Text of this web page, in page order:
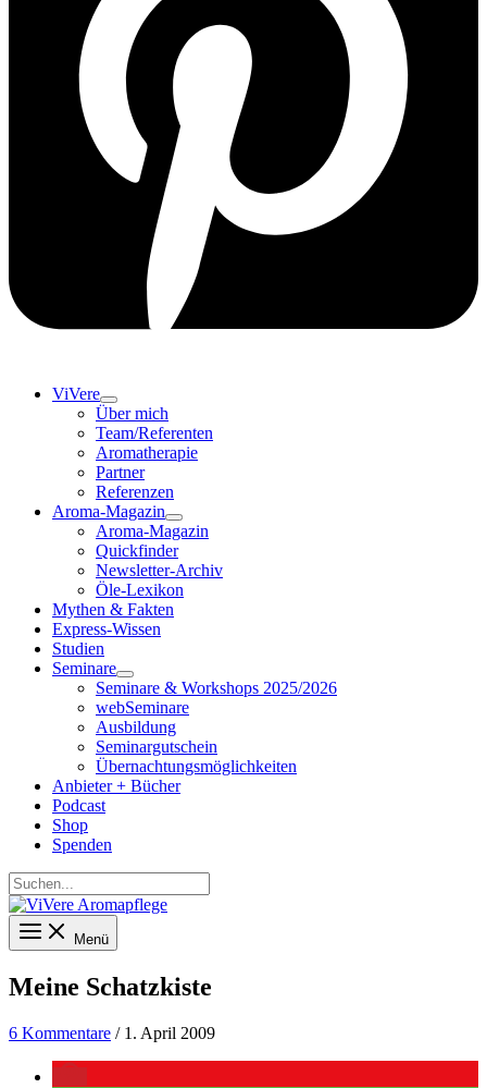
ViVere
Über mich
Team/Referenten
Aromatherapie
Partner
Referenzen
Aroma-Magazin
Aroma-Magazin
Quickfinder
Newsletter-Archiv
Öle-Lexikon
Mythen & Fakten
Express-Wissen
Studien
Seminare
Seminare & Workshops 2025/2026
webSeminare
Ausbildung
Seminargutschein
Übernachtungsmöglichkeiten
Anbieter + Bücher
Podcast
Shop
Spenden
Suchen...
Menü
Meine Schatzkiste
6 Kommentare / 1. April 2009